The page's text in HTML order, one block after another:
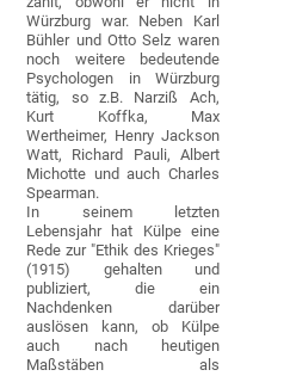
Würzburg war. Neben Karl
Bühler und Otto Selz waren
noch weitere bedeutende
Psychologen in Würzburg
tätig, so z.B. Narziß Ach,
Kurt Koffka, Max
Wertheimer, Henry Jackson
Watt, Richard Pauli, Albert
Michotte und auch Charles
Spearman.
In seinem letzten
Lebensjahr hat Külpe eine
Rede zur "Ethik des Krieges"
(1915) gehalten und
publiziert, die ein
Nachdenken darüber
auslösen kann, ob Külpe
auch nach heutigen
Maßstäben als